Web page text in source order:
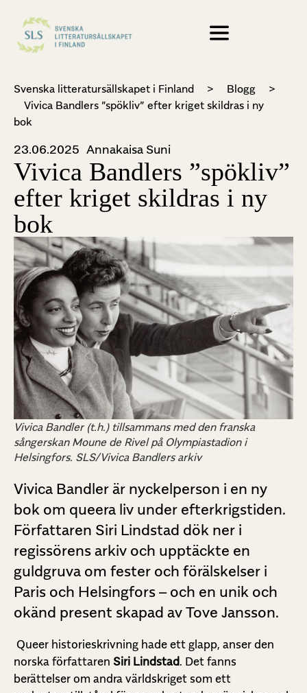
Svenska litteratursällskapet i Finland > Blogg
>
Vivica Bandlers ”spökliv” efter kriget skildras i ny
bok
23.06.2025 Annakaisa Suni
Vivica Bandlers ”spökliv”
efter kriget skildras i ny
bok
Vivica Bandler (t.h.) tillsammans med den franska
sångerskan Moune de Rivel på Olympiastadion i
Helsingfors. SLS/Vivica Bandlers arkiv
Vivica Bandler är nyckelperson i en ny
bok om queera liv under efterkrigstiden.
Författaren Siri Lindstad dök ner i
regissörens arkiv och upptäckte en
guldgruva om fester och förälskelser i
Paris och Helsingfors – och en unik och
okänd present skapad av Tove Jansson.
Queer historieskrivning hade ett glapp, anser den
norska författaren Siri Lindstad. Det fanns
berättelser om andra världskriget som ett